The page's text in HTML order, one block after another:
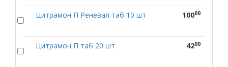
Цитрамон П Реневал таб 10 шт 10000
Цитрамон П таб 20 шт 4200